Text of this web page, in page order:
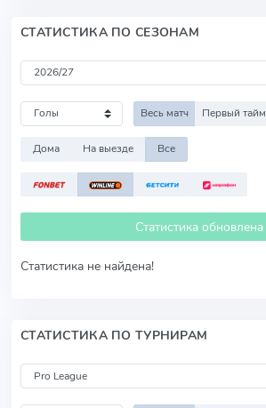
СТАТИСТИКА ПО СЕЗОНАМ
Весь матч Первый тайм
Дома На выезде Все
Статистика обновлена
Статистика не найдена!
СТАТИСТИКА ПО ТУРНИРАМ